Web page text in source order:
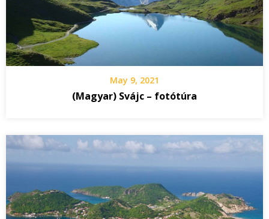
May 9, 2021
(Magyar) Svájc – fotótúra